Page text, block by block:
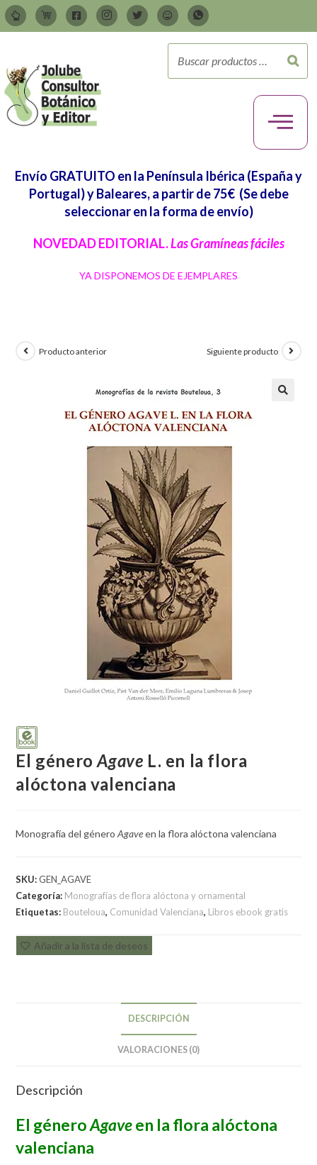
Envío GRATUITO en la Península Ibérica (España y
Portugal) y Baleares, a partir de 75€ (Se debe
seleccionar en la forma de envío)
NOVEDAD EDITORIAL.Las Gramíneas fáciles
YA DISPONEMOS DE EJEMPLARES
Producto anterior Siguiente producto
El géneroAgave L. en la flora
alóctona valenciana
Monografía del géneroAgaveen la flora alóctona valenciana
SKU:GEN_AGAVE
Categoría: Monografías de flora alóctona y ornamental
Etiquetas: Bouteloua, Comunidad Valenciana, Libros ebook gratis
Añadir a la lista de deseos
DESCRIPCIÓN
VALORACIONES (0)
Descripción
El géneroAgaveen la flora alóctona
valenciana